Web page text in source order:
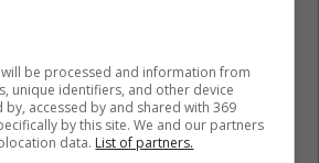
be processed and information from
unique identifiers, and other device
by, accessed by and shared with 369
by this site. We and our partners
data. List of partners.